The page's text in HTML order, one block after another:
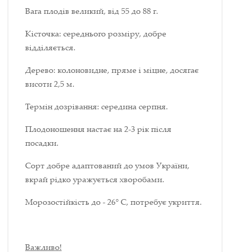
Вага плодів великий, від 55 до 88 г.
Кісточка: середнього розміру, добре
відділяється.
Дерево: колоновидне, пряме і міцне, досягає
висоти 2,5 м.
Термін дозрівання: середина серпня.
Плодоношення настає на 2-3 рік після
посадки.
Сорт добре адаптований до умов України,
вкрай рідко уражується хворобами.
Морозостійкість до - 26° С, потребує укриття.
Важливо!